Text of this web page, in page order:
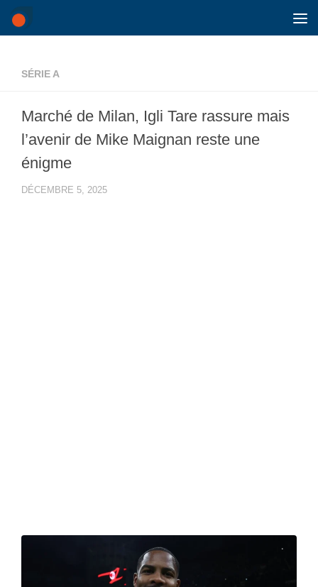
Skip to content
SÉRIE A
Marché de Milan, Igli Tare rassure mais
l’avenir de Mike Maignan reste une
énigme
DÉCEMBRE 5, 2025